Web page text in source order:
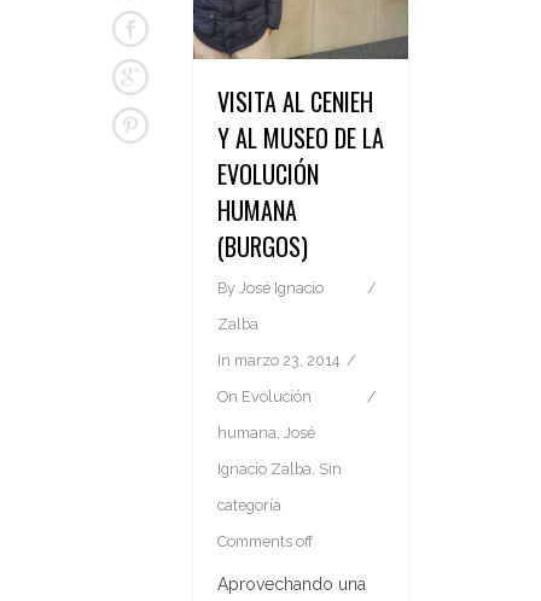
VISITA AL CENIEH
Y AL MUSEO DE LA
EVOLUCIÓN
HUMANA
(BURGOS)
By José Ignacio
Zalba
In marzo 23, 2014
On Evolución
humana
José
Ignacio Zalba Sin
categoría
Comments off
Aprovechando una